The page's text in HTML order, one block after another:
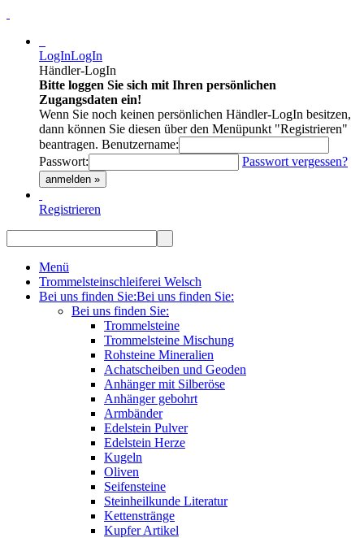
LogInLogIn
Händler-LogIn
Bitte loggen Sie sich mit Ihren persönlichen
Zugangsdaten ein!
Wenn Sie noch keinen persönlichen Händler-LogIn besitzen,
dann können Sie diesen über den Menüpunkt "Registrieren"
beantragen. Benutzername:
Passwort:
Passwort vergessen?
anmelden »
Registrieren
Menü
Trommelsteinschleiferei Welsch
Bei uns finden Sie:Bei uns finden Sie:
Bei uns finden Sie:
Trommelsteine
Trommelsteine Mischung
Rohsteine Mineralien
Achatscheiben und Geoden
Anhänger mit Silberöse
Anhänger gebohrt
Armbänder
Edelstein Pulver
Edelstein Herze
Kugeln
Oliven
Seifensteine
Steinheilkunde Literatur
Kettenstränge
Kupfer Artikel